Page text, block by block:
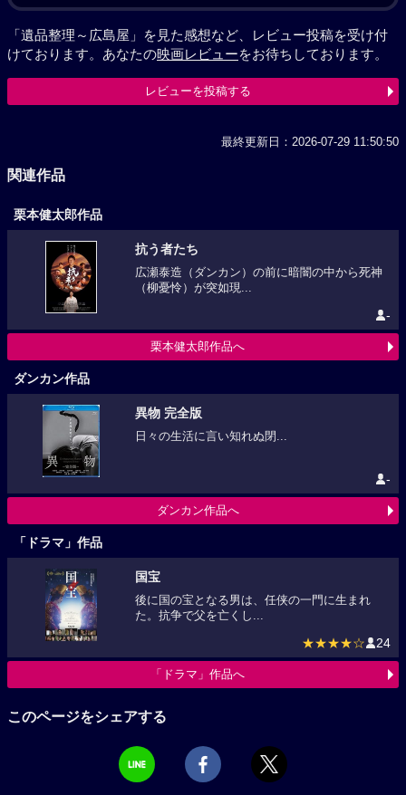
「遺品整理～広島屋」を見た感想など、レビュー投稿を受け付
けております。あなたの映画レビューをお待ちしております。
レビューを投稿する
最終更新日：2026-07-29 11:50:50
関連作品
栗本健太郎作品
抗う者たち
広瀬泰造（ダンカン）の前に暗闇の中から死神
（柳憂怜）が突如現...
-
栗本健太郎作品へ
ダンカン作品
異物 完全版
日々の生活に言い知れぬ閉...
-
ダンカン作品へ
「ドラマ」作品
国宝
後に国の宝となる男は、任侠の一門に生まれ
た。抗争で父を亡くし...
★★★★☆ 24
「ドラマ」作品へ
このページをシェアする